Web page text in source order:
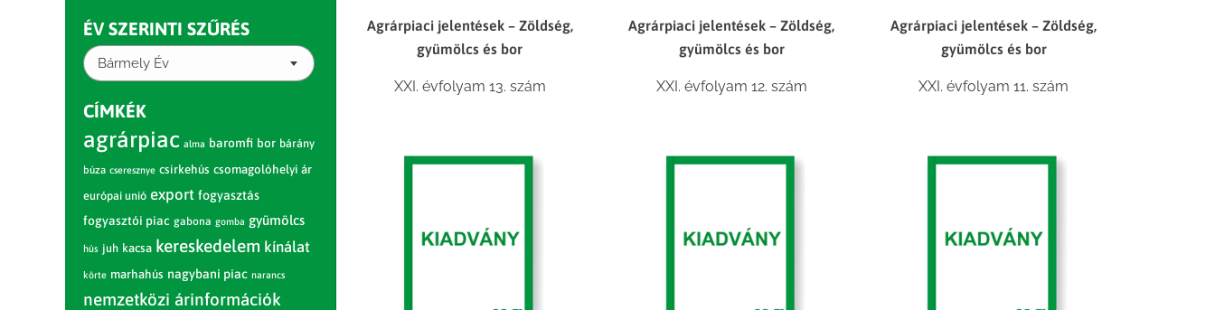
Agrárpiaci jelentések – Zöldség,
gyümölcs és bor
XXI. évfolyam 13. szám
Agrárpiaci jelentések – Zöldség,
gyümölcs és bor
XXI. évfolyam 12. szám
Agrárpiaci jelentések – Zöldség,
gyümölcs és bor
XXI. évfolyam 11. szám
ÉV SZERINTI SZŰRÉS
Bármely Év
CÍMKÉK
agrárpiac alma baromfi bor bárány
búza cseresznye csirkehús csomagolóhelyi ár
európai unió export fogyasztás
fogyasztói piac gabona gomba gyümölcs
hús juh kacsa kereskedelem kínálat
körte marhahús nagybani piac narancs
nemzetközi árinformációk